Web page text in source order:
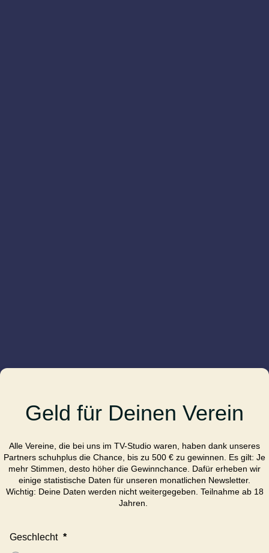
Geld für Deinen Verein
Alle Vereine, die bei uns im TV-Studio waren, haben dank unseres
Partners schuhplus die Chance, bis zu 500 € zu gewinnen. Es gilt: Je
mehr Stimmen, desto höher die Gewinnchance. Dafür erheben wir
einige statistische Daten für unseren monatlichen Newsletter.
Wichtig: Deine Daten werden nicht weitergegeben. Teilnahme ab 18
Jahren.
Geschlecht